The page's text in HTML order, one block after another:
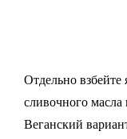
Отдельно взбейте
сливочного масла
Веганский